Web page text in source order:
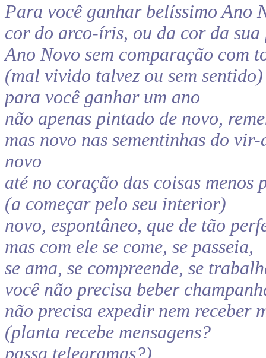
Para você ganhar belíssimo Ano
cor do arco-íris, ou da cor da sua
Ano Novo sem comparação com
(mal vivido talvez ou sem sentido)
para você ganhar um ano
não apenas pintado de novo,
mas novo nas sementinhas do
novo
até no coração das coisas menos
(a começar pelo seu interior)
novo, espontâneo, que de tão
mas com ele se come, se passeia,
se ama, se compreende, se
você não precisa beber
não precisa expedir nem receber
(planta recebe mensagens?
passa telegramas?)